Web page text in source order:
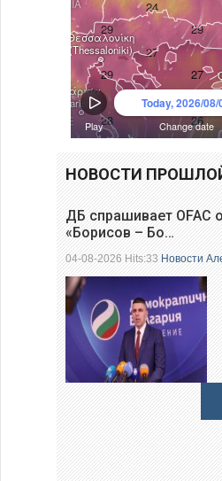
НОВОСТИ
ДБ спрашивает OFAC
«Борисов – Бо…
04-08-2026 Hits:33Новости